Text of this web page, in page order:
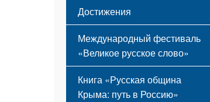
Достижения
Международный фестиваль
«Великое русское слово»
Книга «Русская община
Крыма: путь в Россию»